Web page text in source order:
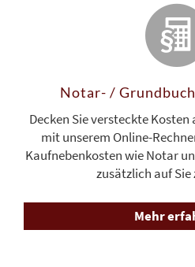
Notar- /
Decken Sie versteckte
mit unserem Online-
Kaufnebenkosten wie Notar
zusätzlich auf
Mehr